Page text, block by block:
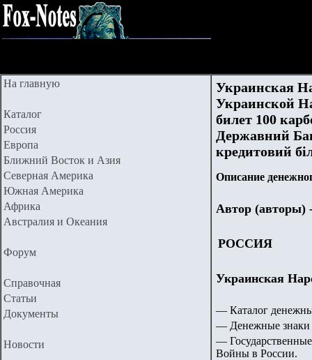
На главную
Каталог
Россия
Европа
Ближний Восток и Азия
Северная Америка
Южная Америка
Африка
Австралия и Океания
Форум
Справочная
Статьи
Документы
Новости
Украинская
Украинской
билет 100
Державний
кредитовий
Описание
Автор (авторы)
РОССИЯ
Украинская
— Каталог
— Денежные знаки
—
Войны в России.